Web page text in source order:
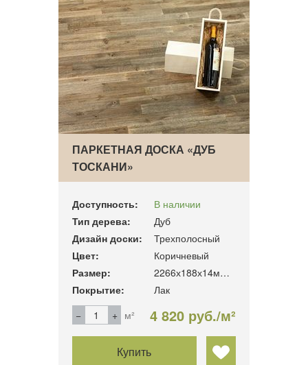
ПАРКЕТНАЯ ДОСКА «ДУБ
ТОСКАНИ»
Доступность:
В наличии
Тип дерева:
Дуб
Дизайн доски:
Трехполосный
Цвет:
Коричневый
Размер:
2266х188х14мм. 3.41м2/уп
Покрытие:
Лак
м²
4 820 руб./м²
Купить